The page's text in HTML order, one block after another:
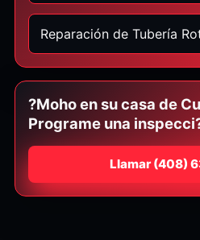
Reparación de Tubería
?Moho en su casa de
Programe una
Llamar ⁦(408)